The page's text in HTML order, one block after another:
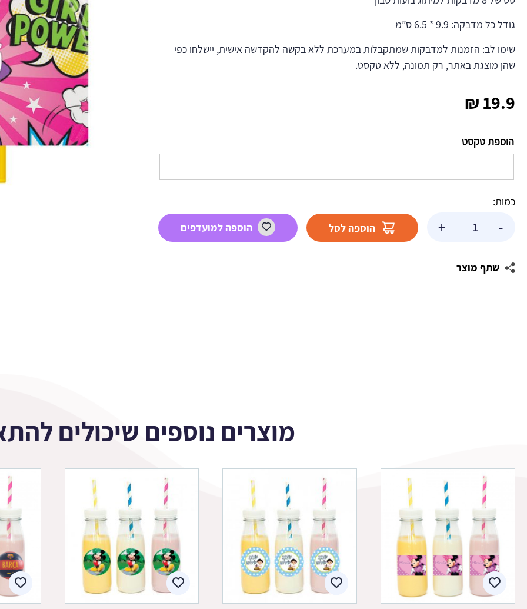
גודל כל מדבקה: 9.9 * 6.5 ס”מ
שימו לב: הזמנות למדבקות שמתקבלות במערכת ללא בקשה להקדשה אישית, יישלחו כפי
שהן מוצגת באתר, רק תמונה, ללא טקסט.
19.9
₪
הוספת טקסט
כמות:
-
של
סבון
+ הוספה לסל הוספה למועדפים
שתף מוצר
מוצרים נוספים שיכולים